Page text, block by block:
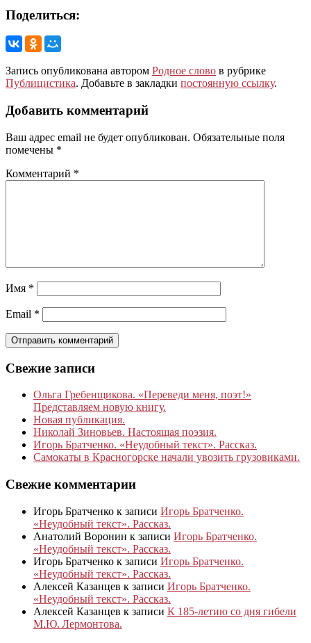
Поделиться:
Запись опубликована автором Родное слово в рубрике
Публицистика. Добавьте в закладки постоянную ссылку.
Добавить комментарий
Ваш адрес email не будет опубликован. Обязательные поля
помечены *
Комментарий *
Имя *
Email *
Свежие записи
Ольга Гребенщикова. «Переведи меня, поэт!»
Представляем новую книгу.
Новая публикация.
Николай Зиновьев. Настоящая поэзия.
Игорь Братченко. «Неудобный текст». Рассказ.
Самокаты в Красногорске начали увозить грузовиками.
Свежие комментарии
Игорь Братченко к записи Игорь Братченко.
«Неудобный текст». Рассказ.
Анатолий Воронин к записи Игорь Братченко.
«Неудобный текст». Рассказ.
Игорь Братченко к записи Игорь Братченко.
«Неудобный текст». Рассказ.
Алексей Казанцев к записи Игорь Братченко.
«Неудобный текст». Рассказ.
Алексей Казанцев к записи К 185‑летию со дня гибели
М.Ю. Лермонтова.